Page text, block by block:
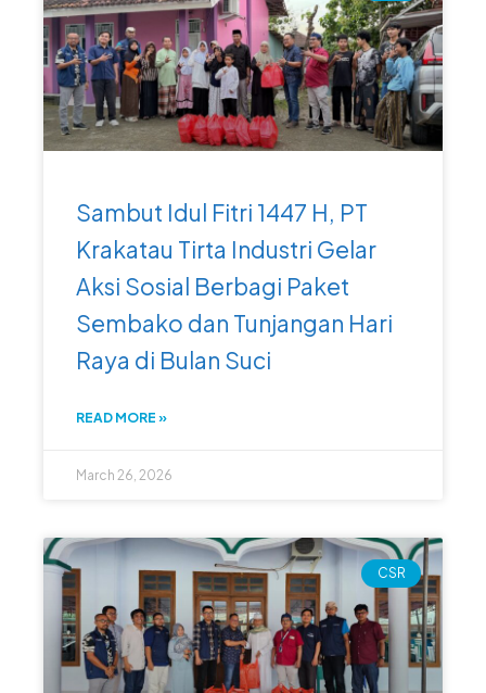
Sambut Idul Fitri 1447 H, PT
Krakatau Tirta Industri Gelar
Aksi Sosial Berbagi Paket
Sembako dan Tunjangan Hari
Raya di Bulan Suci
READ MORE »
March 26, 2026
CSR